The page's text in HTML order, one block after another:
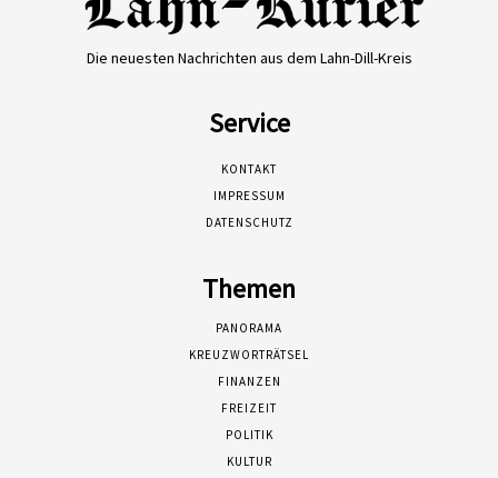
Die neuesten Nachrichten aus dem Lahn-Dill-Kreis
Service
KONTAKT
IMPRESSUM
DATENSCHUTZ
Themen
PANORAMA
KREUZWORTRÄTSEL
FINANZEN
FREIZEIT
POLITIK
KULTUR